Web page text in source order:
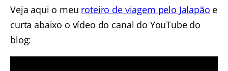
Veja aqui o meu roteiro de viagem pelo Jalapão e
curta abaixo o vídeo do canal do YouTube do
blog: